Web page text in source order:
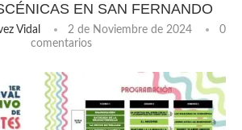
EN SAN FERNANDO
Vidal 2 de Noviembre de 2024
0
comentarios